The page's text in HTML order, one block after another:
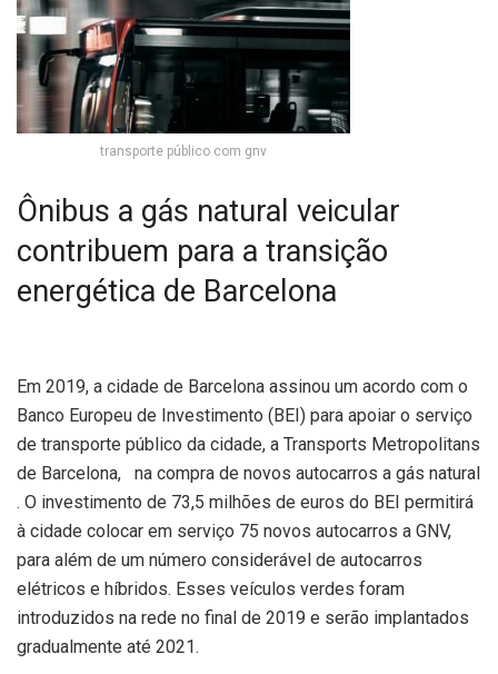
transporte público com gnv
Ônibus a gás natural veicular
contribuem para a transição
energética de Barcelona
Em 2019, a cidade de Barcelona assinou um acordo com o
Banco Europeu de Investimento (BEI) para apoiar o serviço
de transporte público da cidade, a Transports Metropolitans
de Barcelona, na compra de novos autocarros a gás natural
. O investimento de 73,5 milhões de euros do BEI permitirá
à cidade colocar em serviço 75 novos autocarros a GNV,
para além de um número considerável de autocarros
elétricos e híbridos. Esses veículos verdes foram
introduzidos na rede no final de 2019 e serão implantados
gradualmente até 2021.